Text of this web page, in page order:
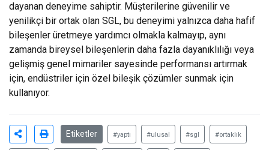
dayanan deneyime sahiptir. Müşterilerine güvenilir ve
yenilikçi bir ortak olan SGL, bu deneyimi yalnızca daha hafif
bileşenler üretmeye yardımcı olmakla kalmayıp, aynı
zamanda bireysel bileşenlerin daha fazla dayanıklılığı veya
gelişmiş genel mimariler sayesinde performansı artırmak
için, endüstriler için özel bileşik çözümler sunmak için
kullanıyor.
Etiketler #yaptı #ulusal #sgl #ortaklık